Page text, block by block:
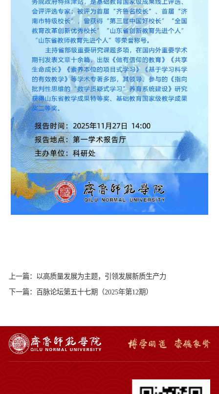
上一篇：以高质量发展为主题，引领发展新质生产力
下一篇：百脉论坛第五十七期（2025年第12期）